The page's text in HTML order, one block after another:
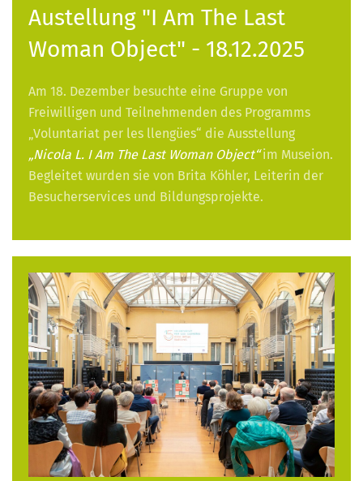
Austellung "I Am The Last
Woman Object" - 18.12.2025
Am 18. Dezember besuchte eine Gruppe von
Freiwilligen und Teilnehmenden des Programms
„Voluntariat per les llengües“ die Ausstellung
„Nicola L. I Am The Last Woman Object“im Museion.
Begleitet wurden sie von Brita Köhler, Leiterin der
Besucherservices und Bildungsprojekte.